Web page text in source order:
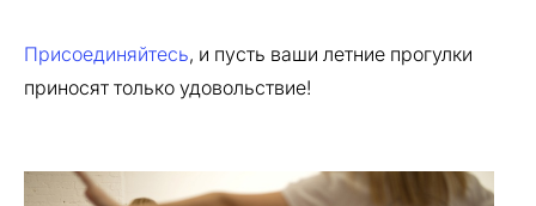
Присоединяйтесь, и пусть ваши летние прогулки
приносят только удовольствие!